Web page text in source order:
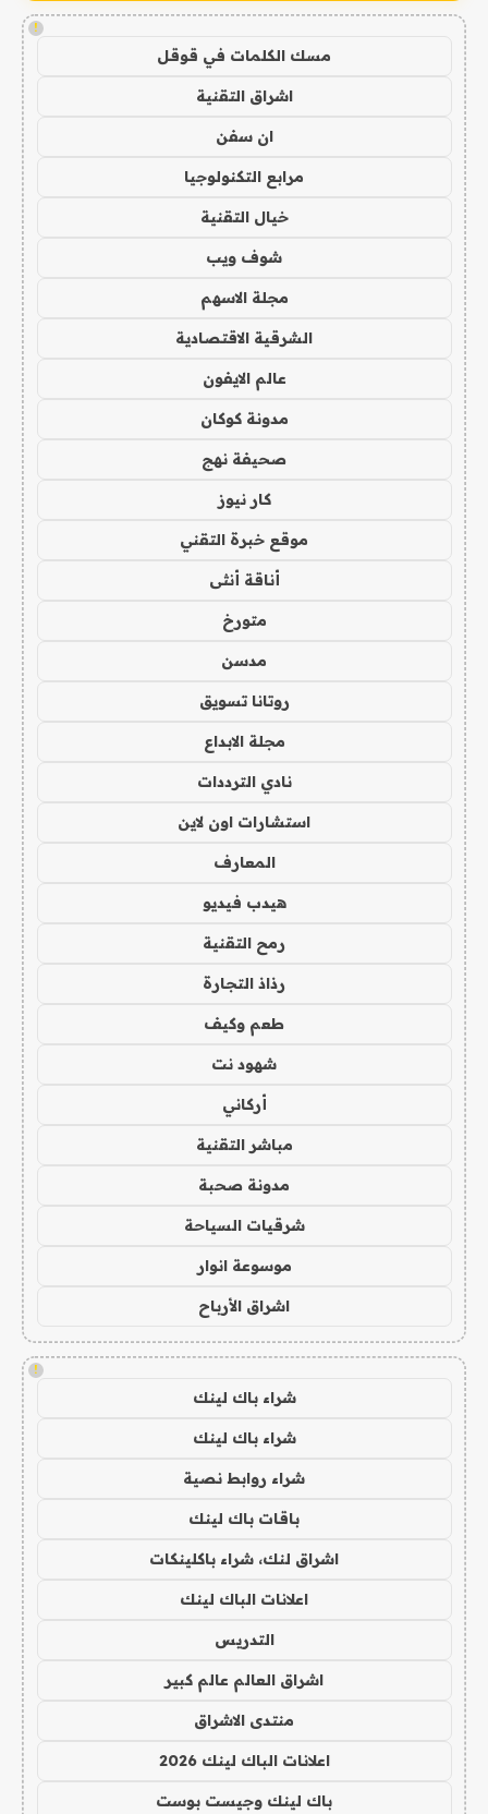
!
مسك الكلمات في قوقل
اشراق التقنية
ان سفن
مرابع التكنولوجيا
خيال التقنية
شوف ويب
مجلة الاسهم
الشرقية الاقتصادية
عالم الايفون
مدونة كوكان
صحيفة نهج
كار نيوز
موقع خبرة التقني
أناقة أنثى
متورخ
مدسن
روتانا تسويق
مجلة الابداع
نادي الترددات
استشارات اون لاين
المعارف
هيدب فيديو
رمح التقنية
رذاذ التجارة
طعم وكيف
شهود نت
أركاني
مباشر التقنية
مدونة صحبة
شرقيات السياحة
موسوعة انوار
اشراق الأرباح
!
شراء باك لينك
شراء باك لينك
شراء روابط نصية
باقات باك لينك
اشراق لنك، شراء باكلينكات
اعلانات الباك لينك
التدريس
اشراق العالم عالم كبير
منتدى الاشراق
اعلانات الباك لينك 2026
باك لينك وجيست بوست